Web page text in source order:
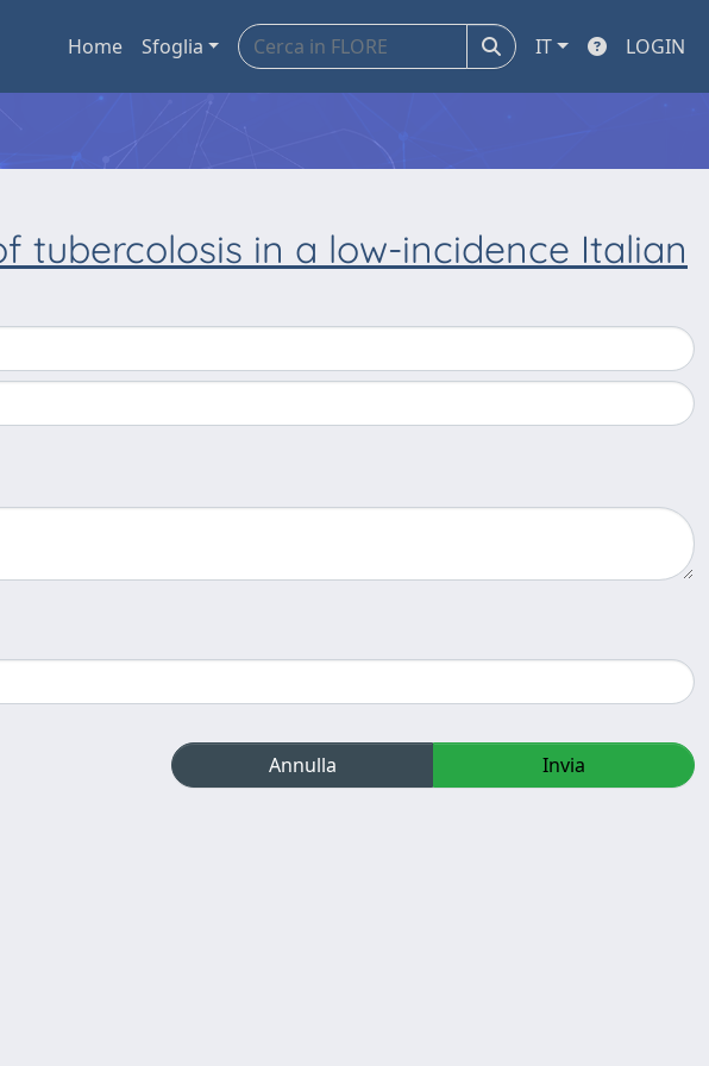
Home Sfoglia IT LOGIN
tubercolosis in a low-incidence Italian
Annulla Invia